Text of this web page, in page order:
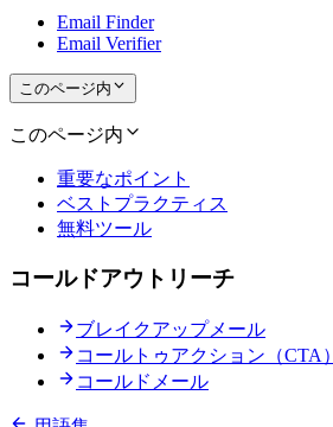
Email Finder
Email Verifier
このページ内
このページ内
重要なポイント
ベストプラクティス
無料ツール
コールドアウトリーチ
ブレイクアップメール
コールトゥアクション（CTA）
コールドメール